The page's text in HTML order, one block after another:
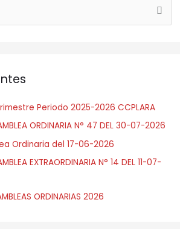
Periodo 2025-2026 CCPLARA
ORDINARIA N° 47 DEL 30-07-2026
Ordinaria del 17-06-2026
EXTRAORDINARIA N° 14 DEL 11-07-
ORDINARIAS 2026